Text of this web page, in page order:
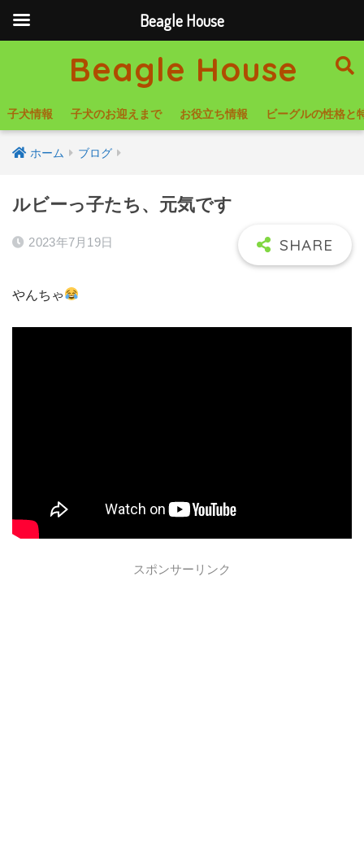
Beagle House
子犬情報 子犬のお迎えまで お役立ち情報 ビーグルの性格と
ホーム ブログ
ルビーっ子たち、元気です
2023年7月19日
やんちゃ
スポンサーリンク
Beagle House